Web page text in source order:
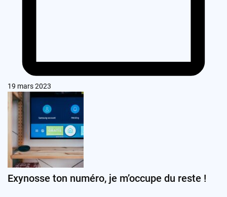
19 mars 2023
Exynosse ton numéro, je m’occupe du reste !